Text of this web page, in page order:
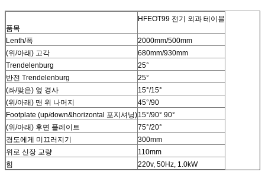
품목
HFEOT99 전기 외과 테이블
Lenth/폭
2000mm/500mm
(위/아래) 고각
680mm/930mm
Trendelenburg
25°
반전 Trendelenburg
25°
(좌/맞은) 옆 경사
15°/15°
(위/아래) 맨 위 나머지
45°/90
Footplate (up/down&horizontal 포지셔닝)15°/90° 90°
(위/아래) 후면 플레이트
75°/20°
경도에게 미끄러지기
300mm
위로 신장 교량
110mm
힘
220v, 50Hz, 1.0kW